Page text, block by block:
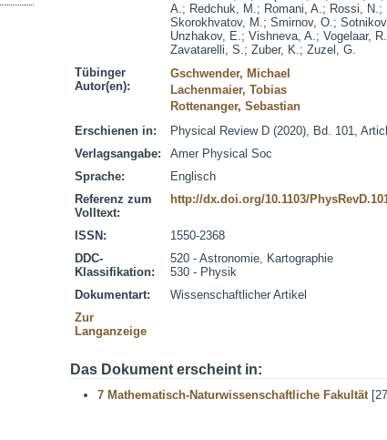
A.; Redchuk, M.; Romani, A.; Rossi, N.;
Skorokhvatov, M.; Smirnov, O.;
Unzhakov, E.; Vishneva, A.; Vogelaar,
Zavatarelli, S.; Zuber, K.; Zuzel, G.
Tübinger
Autor(en):
Gschwender, Michael
Lachenmaier, Tobias
Rottenanger, Sebastian
Erschienen in:
Physical Review D (2020), Bd. 101,
Verlagsangabe:
Amer Physical Soc
Sprache:
Englisch
Referenz zum
Volltext:
http://dx.doi.org/10.1103/
ISSN:
1550-2368
DDC-
Klassifikation:
520 - Astronomie, Kartographie
530 - Physik
Dokumentart:
Wissenschaftlicher Artikel
Zur
Langanzeige
Das Dokument erscheint in:
7 Mathematisch-Naturwissenschaftliche Fakultät